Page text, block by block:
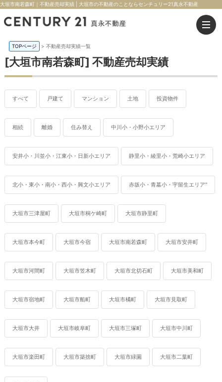
大垣市南若森町｜不動産売却実績 | 大垣市の不動産のことならセンチュリー21真永不動産
TOPページ > 不動産売却実績一覧
[大垣市南若森町] 不動産売却実績
すべて 戸建て マンション 土地 投資物件
相続 離婚 住み替え 中川小・小野小エリア
安井小・川並小・江東小・日新小エリア 静里小・綾里小・荒崎小エリア
北小・東小・南小・西小・興文小エリア 赤坂小・青墓小・宇留生エリア"
大垣市三津屋町 大垣市桐ケ崎町 大垣市静里町
大垣市本今町 大垣市今宿 大垣市南若森町 大垣市安井町
大垣市河間町 大垣市笠木町 大垣市北切石町 大垣市美和町
大垣市宿地町 大垣市船町 大垣市橘町 大垣市見取町
大垣市大井 大垣市岐阜町 大垣市三塚町 大垣市中川町
大垣市楽田町 大垣市築捨町 大垣市緑園 大垣市二葉町